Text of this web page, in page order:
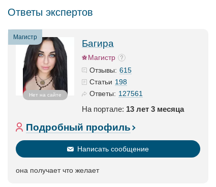
Ответы экспертов
Магистр
Нет на сайте
Багира
Магистр
Отзывы: 615
Статьи 198
Ответы: 127561
На портале: 13 лет 3 месяца
Подробный профиль
Написать сообщение
она получает что желает